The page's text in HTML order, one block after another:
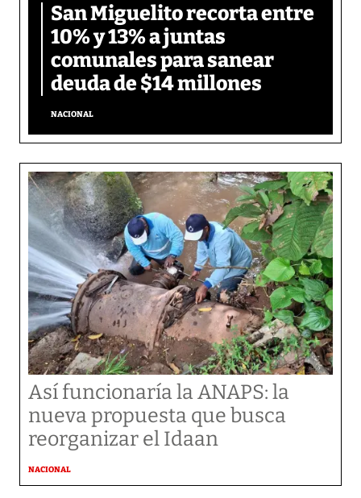
San Miguelito recorta entre
10% y 13% a juntas
comunales para sanear
deuda de $14 millones
NACIONAL
Así funcionaría la ANAPS: la
nueva propuesta que busca
reorganizar el Idaan
NACIONAL